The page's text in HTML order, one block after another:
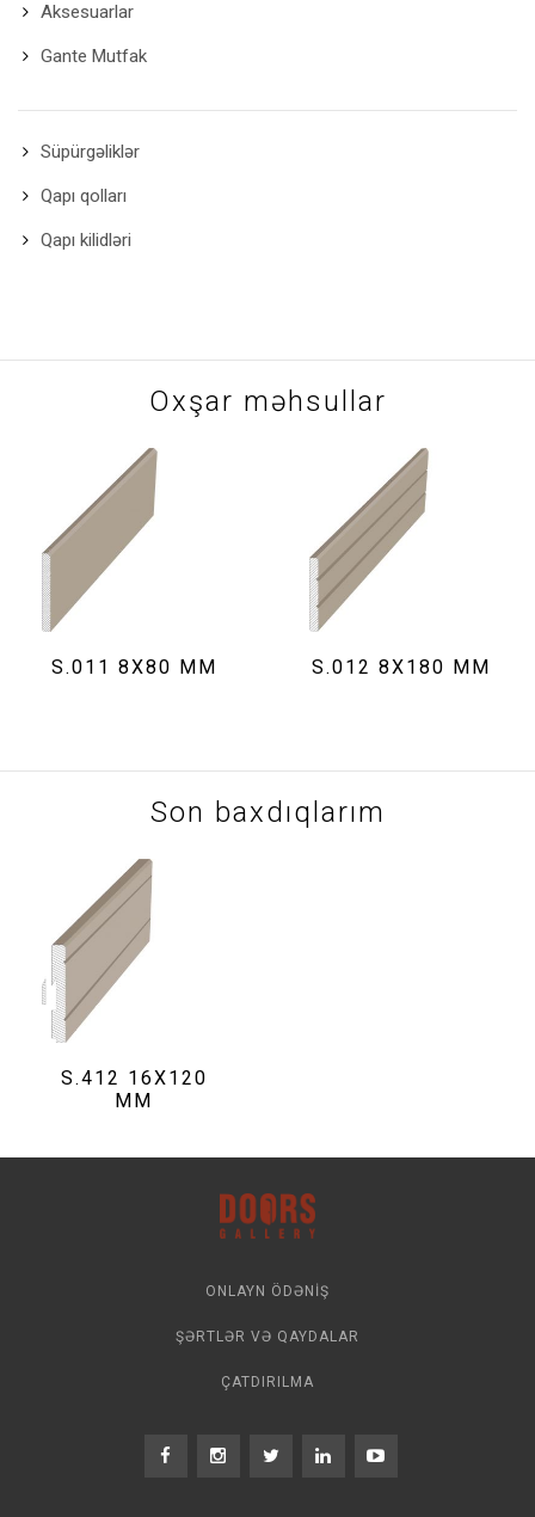
Aksesuarlar
Gante Mutfak
Süpürgəliklər
Qapı qolları
Qapı kilidləri
Oxşar məhsullar
S.011 8X80 MM S.012 8X180 MM
Son baxdıqlarım
S.412 16X120
MM
ONLAYN ÖDƏNIŞ
ŞƏRTLƏR VƏ QAYDALAR
ÇATDIRILMA